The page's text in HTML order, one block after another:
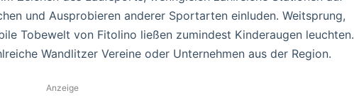
und Ausprobieren anderer Sportarten einluden. Weitsprung,
Tobewelt von Fitolino ließen zumindest Kinderaugen leuchten.
Wandlitzer Vereine oder Unternehmen aus der Region.
Anzeige